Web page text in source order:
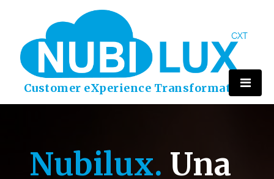
Customer eXperience Transformation
Nubilux. Una